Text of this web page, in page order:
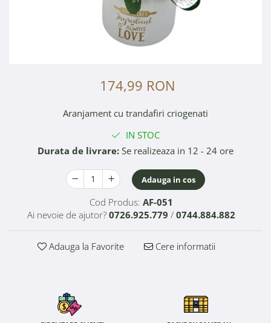
174,99 RON
Aranjament cu trandafiri criogenati
IN STOC
Durata de livrare: Se realizeaza in 12 - 24 ore
Adauga in cos
Cod Produs: AF-051
Ai nevoie de ajutor? 0726.925.779 / 0744.884.882
Adauga la Favorite Cere informatii